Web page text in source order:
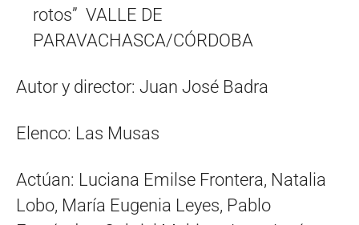
rotos” VALLE DE
PARAVACHASCA/CÓRDOBA
Autor y director: Juan José Badra
Elenco: Las Musas
Actúan: Luciana Emilse Frontera, Natalia
Lobo, María Eugenia Leyes, Pablo